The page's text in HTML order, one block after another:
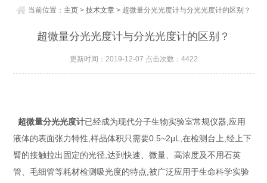
当前位置： 主页 >技术文章 > 超微量分光光度计与分光光度计的区别？
超微量分光光度计与分光光度计的区别？
更新时间：2019-12-07 点击次数：4422
超微量分光光度计已经成为现代分子生物实验室常规仪器,应用
液体的表面张力特性,样品体积只需要0.5~2μL,在检测台上,经上下
臂的接触拉出固定的光径,达到快速、微量、高浓度及不用石英
管、毛细管等耗材检测吸光度的特点,被广泛应用于生命科学实验